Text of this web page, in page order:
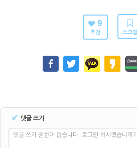
9
추천 스크랩
✔ 댓글 쓰기
댓글 쓰기 권한이 없습니다. 로그인 하시겠습니까?